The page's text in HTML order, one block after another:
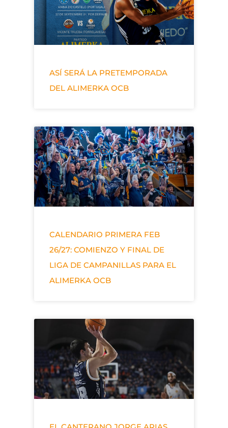
ASÍ SERÁ LA PRETEMPORADA
DEL ALIMERKA OCB
CALENDARIO PRIMERA FEB
26/27: COMIENZO Y FINAL DE
LIGA DE CAMPANILLAS PARA EL
ALIMERKA OCB